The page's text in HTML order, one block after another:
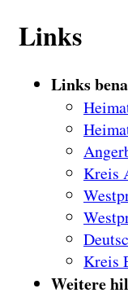
Links
Links
Kreis
Kreis
Weitere